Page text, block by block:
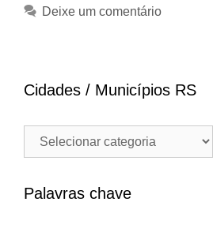
Deixe um comentário
Cidades / Municípios RS
Cidades
Municípios
Palavras chave